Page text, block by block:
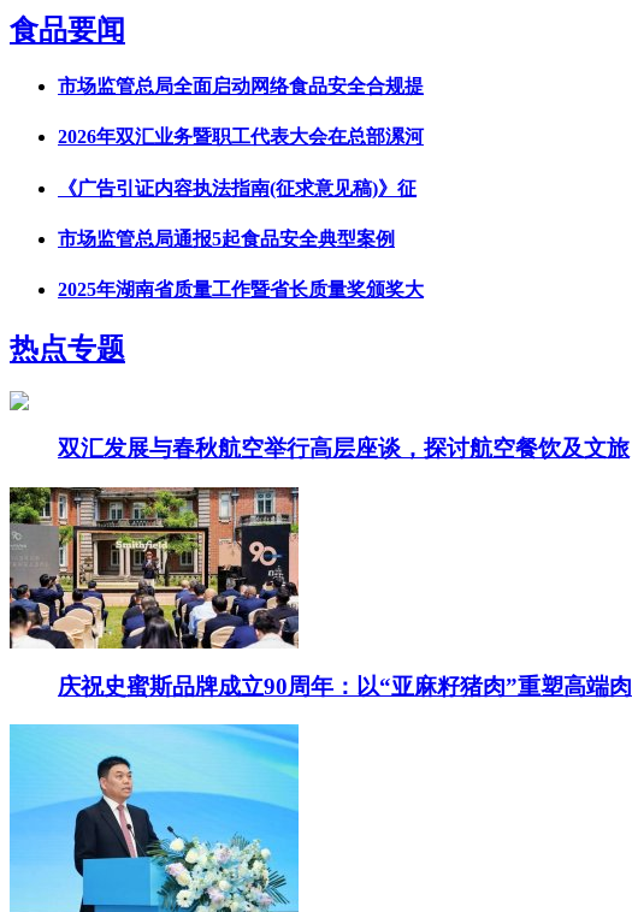
食品要闻
市场监管总局全面启动网络食品安全合规提
2026年双汇业务暨职工代表大会在总部漯河
《广告引证内容执法指南(征求意见稿)》征
市场监管总局通报5起食品安全典型案例
2025年湖南省质量工作暨省长质量奖颁奖大
热点专题
双汇发展与春秋航空举行高层座谈，探讨航空餐饮及文旅
庆祝史蜜斯品牌成立90周年：以“亚麻籽猪肉”重塑高端肉